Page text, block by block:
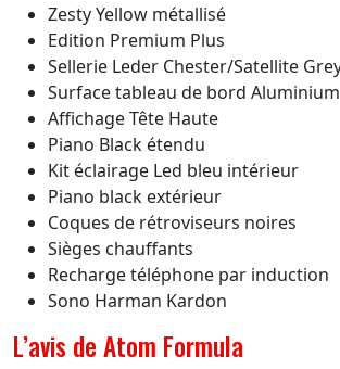
Zesty Yellow métallisé
Edition Premium Plus
Sellerie Leder Chester/Satellite
Surface tableau de bord Aluminium
Affichage Tête Haute
Piano Black étendu
Kit éclairage Led bleu intérieur
Piano black extérieur
Coques de rétroviseurs noires
Sièges chauffants
Recharge téléphone par induction
Sono Harman Kardon
L’avis de Atom Formula